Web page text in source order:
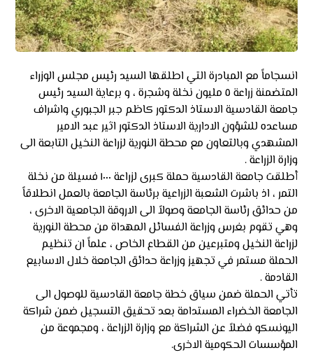
انسجاماً مع المبادرة التي اطلقها السيد رئيس مجلس الوزراء
المتضمنة زراعة ٥ مليون نخلة وشجرة ، و برعاية السيد رئيس
جامعة القادسية الاستاذ الدكتور كاظم جبر الجبوري واشراف
مساعده للشؤون الادارية الاستاذ الدكتور اثير عبد الامير
المشهدي وبالتعاون مع محطة النورية لزراعة النخيل التابعة الى
وزارة الزراعة .
أطلقت جامعة القادسية حملة كبرى لزراعة ١٠٠٠ فسيلة من نخلة
التمر ، اذ باشرت الشعبة الزراعية برئاسة الجامعة بالعمل انطلاقاً
من حدائق رئاسة الجامعة وصولاً الى الاروقة الجامعية الاخرى ،
وهي تقوم بغرس وزراعة الفسائل المهداة من محطة النورية
لزراعة النخيل ومتبرعين من القطاع الخاص ، علماً ان تنظيم
الحملة مستمر في تجهيز وزراعة حدائق الجامعة خلال الاسابيع
القادمة .
تأتي الحملة ضمن سياق خطة جامعة القادسية للوصول الى
الجامعة الخضراء المستدامة بعد تحقيق التسجيل ضمن شراكة
اليونسكو فضلاً عن الشراكة مع وزارة الزراعة ، ومجموعة من
المؤسسات الحكومية الاخرى.